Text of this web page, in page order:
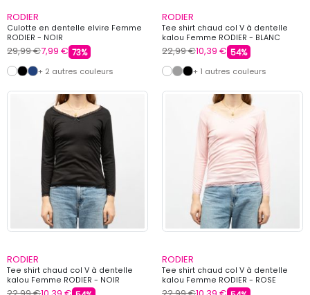
RODIER
Culotte en dentelle elvire Femme
RODIER - NOIR
29,99 €7,99 € 73%
+ 2 autres couleurs
RODIER
Tee shirt chaud col V à dentelle
kalou Femme RODIER - BLANC
22,99 €10,39 € 54%
+ 1 autres couleurs
RODIER
Tee shirt chaud col V à dentelle
kalou Femme RODIER - NOIR
RODIER
Tee shirt chaud col V à dentelle
kalou Femme RODIER - ROSE